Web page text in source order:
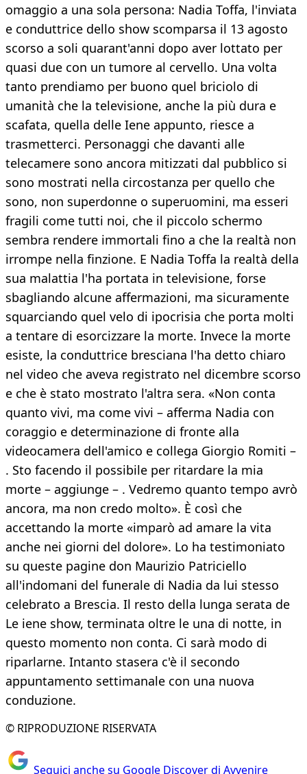
omaggio a una sola persona: Nadia Toffa, l'inviata
e conduttrice dello show scomparsa il 13 agosto
scorso a soli quarant'anni dopo aver lottato per
quasi due con un tumore al cervello. Una volta
tanto prendiamo per buono quel briciolo di
umanità che la televisione, anche la più dura e
scafata, quella delle Iene appunto, riesce a
trasmetterci. Personaggi che davanti alle
telecamere sono ancora mitizzati dal pubblico si
sono mostrati nella circostanza per quello che
sono, non superdonne o superuomini, ma esseri
fragili come tutti noi, che il piccolo schermo
sembra rendere immortali fino a che la realtà non
irrompe nella finzione. E Nadia Toffa la realtà della
sua malattia l'ha portata in televisione, forse
sbagliando alcune affermazioni, ma sicuramente
squarciando quel velo di ipocrisia che porta molti
a tentare di esorcizzare la morte. Invece la morte
esiste, la conduttrice bresciana l'ha detto chiaro
nel video che aveva registrato nel dicembre scorso
e che è stato mostrato l'altra sera. «Non conta
quanto vivi, ma come vivi – afferma Nadia con
coraggio e determinazione di fronte alla
videocamera dell'amico e collega Giorgio Romiti –
. Sto facendo il possibile per ritardare la mia
morte – aggiunge – . Vedremo quanto tempo avrò
ancora, ma non credo molto». È così che
accettando la morte «imparò ad amare la vita
anche nei giorni del dolore». Lo ha testimoniato
su queste pagine don Maurizio Patriciello
all'indomani del funerale di Nadia da lui stesso
celebrato a Brescia. Il resto della lunga serata de
Le iene show, terminata oltre le una di notte, in
questo momento non conta. Ci sarà modo di
riparlarne. Intanto stasera c'è il secondo
appuntamento settimanale con una nuova
conduzione.
© RIPRODUZIONE RISERVATA
Seguici anche su Google Discover di Avvenire